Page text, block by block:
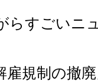
らすごいニ
雇規制の撤